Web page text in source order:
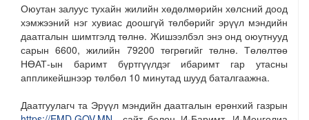
Оюутан залуус тухайн жилийн хөдөлмөрийн хөлсний доод
хэмжээний нэг хувиас доошгүй төлбөрийг эрүүл мэндийн
даатгалын шимтгэлд төлнө. Жишээлбэл энэ онд оюутнууд
сарын 6600, жилийн 79200 төгрөгийг төлнө. Төлөлтөө
НӨАТ-ын баримт бүртгүүлдэг ибаримт гар утасны
аппликейшнээр төлбөл 10 минутад шууд баталгаажна.
Даатгуулагч та Эрүүл мэндийн даатгалын ерөнхий газрын